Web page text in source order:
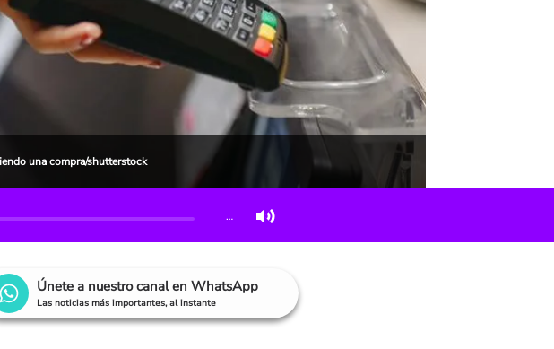
una compra/shutterstock
…
Únete a nuestro canal en WhatsApp
Las noticias más importantes, al instante